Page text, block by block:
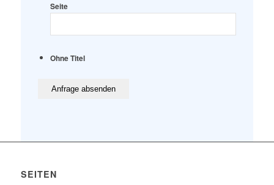
Seite
Ohne Titel
SEITEN